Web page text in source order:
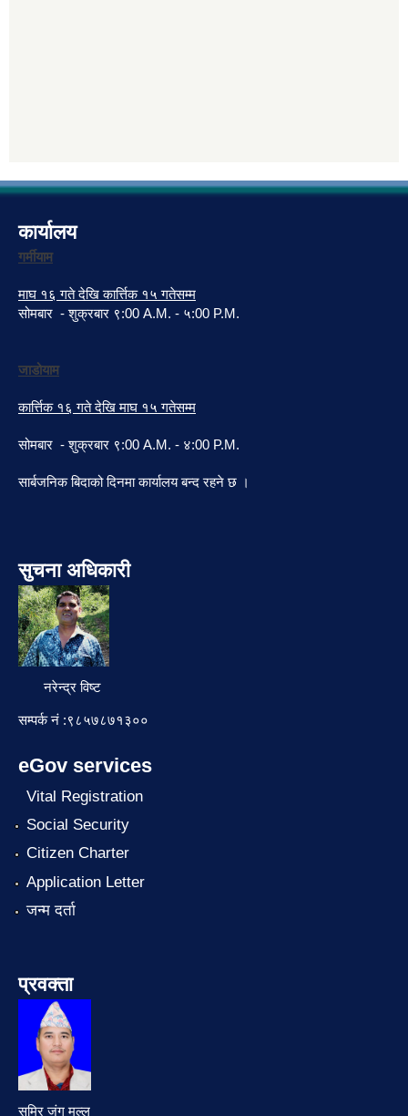
कार्यालय
गर्मीयाम
माघ १६ गते देखि कार्त्तिक १५ गतेसम्म
सोमबार - शुक्रबार ९:00 A.M. - ५:00 P.M.
जाडोयाम
कार्त्तिक १६ गते देखि माघ १५ गतेसम्म
सोमबार - शुक्रबार ९:00 A.M. - ४:00 P.M.
सार्बजनिक बिदाको दिनमा कार्यालय बन्द रहने छ ।
सुचना अधिकारी
नरेन्द्र विष्ट
सम्पर्क नं :९८५७८७१३००
eGov services
Vital Registration
Social Security
Citizen Charter
Application Letter
जन्म दर्ता
प्रवक्ता
समिर जंग मल्ल